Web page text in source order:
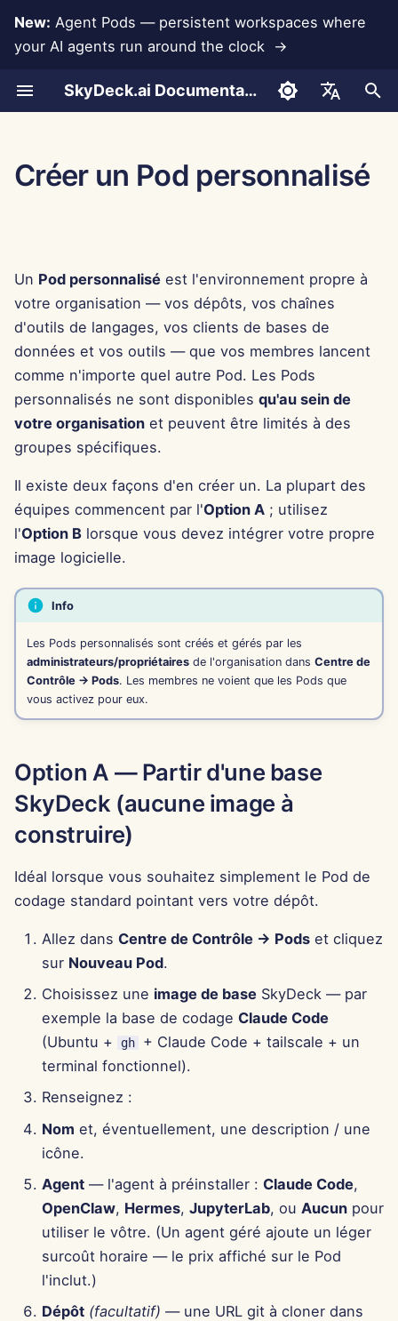
New: Agent Pods — persistent workspaces where
your AI agents run around the clock →
SkyDeck.ai Documentation
العربية
Français
Italiano
日本語
한국어
Português
简体中文
繁體中文
I
n
i
a
t
i
o
d
e
e
r
Téléchargement de
documents
Synchronisation Slack
Instantanés publics
Navigation Web
Pods
Outils
quoi
Consultant stratégique
Générateur d'images
Sécurité des données
Operate an Agent Together
Guide de configuration
intégrations
Organiser les équipes
Curater des outils
Gérer les membres
Acheter des crédits
modèles
Intégration de base de
données
Intégration Groq
Intégration HuggingFace
Intégration Mistral
Intégration OpenAI
Intégration Together AI
Intégration Vertex AI
Intégrations
Intégration Slack
Format JSON pour les
d'interface utilisateur
sur du texte
Format JSON pour les
outils intelligents
Politique de confidentialité
Jan 23rd, 2026
Jan 2nd, 2026
Dec 26th, 2025
Dec 19th, 2025
Dec 12th, 2025
Nov 28th, 2025
Nov 21st, 2025
Nov 14th, 2025
31 oct. 2025
5 sept. 2025
22 août 2025
15 août 2025
1er août 2025
25 juil. 2025
18 juil. 2025
11 juil. 2025
27 juin 2025
13 juin 2025
6 juin 2025
Programme de récompense
Documentation prête pour
LLM de SkyDeck.ai
Créer un Pod personnalisé
Un Pod personnalisé est l'environnement propre à
votre organisation — vos dépôts, vos chaînes
d'outils de langages, vos clients de bases de
données et vos outils — que vos membres lancent
comme n'importe quel autre Pod. Les Pods
personnalisés ne sont disponibles qu'au sein de
votre organisation et peuvent être limités à des
groupes spécifiques.
Il existe deux façons d'en créer un. La plupart des
équipes commencent par l'Option A ; utilisez
l'Option B lorsque vous devez intégrer votre propre
image logicielle.
Info
Les Pods personnalisés sont créés et gérés par les
administrateurs/propriétairesde l'organisation dans Centre de
Contrôle → Pods. Les membres ne voient que les Pods que
vous activez pour eux.
Option A — Partir d'une base
SkyDeck (aucune image à
construire)
Idéal lorsque vous souhaitez simplement le Pod de
codage standard pointant vers votre dépôt.
Allez dans Centre de Contrôle → Podset cliquez
sur Nouveau Pod.
Choisissez une image de baseSkyDeck — par
exemple la base de codage Claude Code
(Ubuntu +
gh
+ Claude Code + tailscale + un
terminal fonctionnel).
Renseignez :
Nom et, éventuellement, une description / une
icône.
Agent— l'agent à préinstaller : Claude Code,
OpenClaw, Hermes, JupyterLab, ou Aucunpour
utiliser le vôtre. (Un agent géré ajoute un léger
surcoût horaire — le prix affiché sur le Pod
l'inclut.)
Dépôt (facultatif) — une URL git à cloner dans